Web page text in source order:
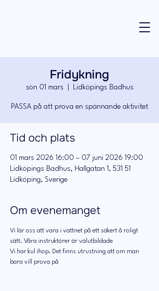
Fridykning
sön 01 mars Lidköpings Badhus
PASSA på att prova en spännande aktivitet
Tid och plats
01 mars 2026 16:00 – 07 juni 2026 19:00
Lidköpings Badhus, Hallgatan 1, 531 51
Lidköping, Sverige
Om evenemanget
Vi lär oss att vara i vattnet på ett säkert å roligt
sätt. Våra instruktörer är välutbildade
Vi har kul ihop. Det finns utrustning att om man
bara vill prova på